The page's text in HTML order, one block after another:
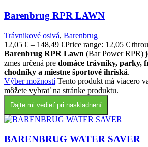
Barenbrug RPR LAWN
Trávnikové osivá, Barenbrug
12,05 € – 148,49 €Price range: 12,05 €
Barenbrug RPR Lawn (Bar Power RPR)
zmes určená pre domáce trávniky, parky,
chodníky a miestne športové ihriská.
Výber možnostíTento produkt má viacero
môžete vybrať na stránke produktu.
Dajte mi vedieť pri naskladnení
BARENBRUG WATER SAVER